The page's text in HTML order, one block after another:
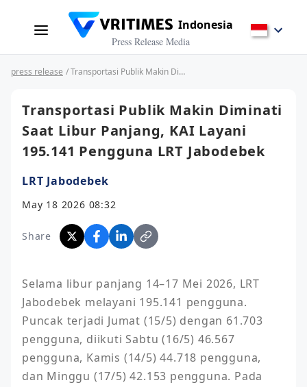
Indonesia
Press Release Media
press release / Transportasi Publik Makin Diminati Saat Libur Panjang, KAI Layani 195.141 Pengguna LRT Jabodebek
Transportasi Publik Makin Diminati
Saat Libur Panjang, KAI Layani
195.141 Pengguna LRT Jabodebek
LRT Jabodebek
May 18 2026 08:32
Share
Selama libur panjang 14–17 Mei 2026, LRT
Jabodebek melayani 195.141 pengguna.
Puncak terjadi Jumat (15/5) dengan 61.703
pengguna, diikuti Sabtu (16/5) 46.567
pengguna, Kamis (14/5) 44.718 pengguna,
dan Minggu (17/5) 42.153 pengguna. Pada